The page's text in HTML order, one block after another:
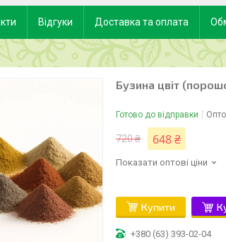
Відгуки Доставка та оплата
Бузина цвіт
Готово до відправки
720 ₴ 648 ₴
Показати оптові ціни
Купити
+380 (63) 393-02-04